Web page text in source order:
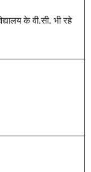
के वी.सी. भी रहे